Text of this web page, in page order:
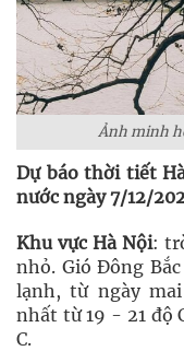
Ảnh minh
Dự báo thời tiết
nước ngày 7/12/
Khu vực Hà Nội:
nhỏ. Gió Đông
lạnh, từ ngày
nhất từ 19 - 21 độ
C.